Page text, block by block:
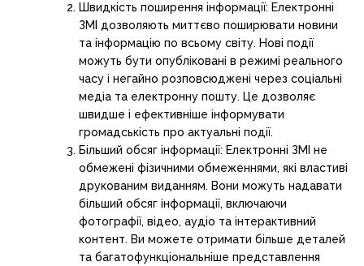
Швидкість поширення інформації: Електронні
ЗМІ дозволяють миттєво поширювати новини
та інформацію по всьому світу. Нові події
можуть бути опубліковані в режимі реального
часу і негайно розповсюджені через соціальні
медіа та електронну пошту. Це дозволяє
швидше і ефективніше інформувати
громадськість про актуальні події.
Більший обсяг інформації: Електронні ЗМІ не
обмежені фізичними обмеженнями, які властиві
друкованим виданням. Вони можуть надавати
більший обсяг інформації, включаючи
фотографії, відео, аудіо та інтерактивний
контент. Ви можете отримати більше деталей
та багатофункціональніше представлення